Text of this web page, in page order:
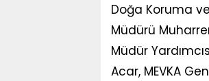
Doğa Koruma
Müdürü
Müdür
Acar, MEVKA